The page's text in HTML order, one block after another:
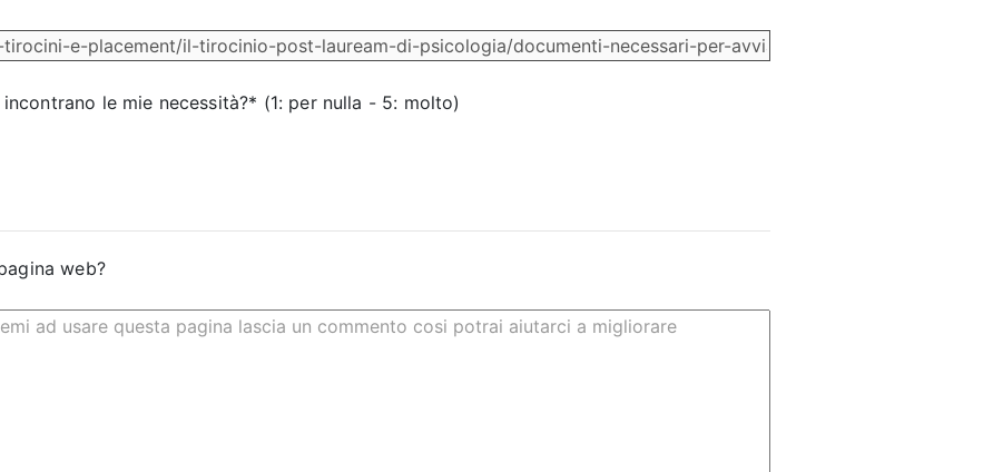
le mie necessità?* (1: per nulla - 5: molto)
web?